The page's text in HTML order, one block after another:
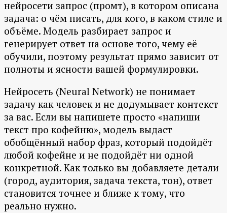
нейросети запрос (промт), в котором описана
задача: о чём писать, для кого, в каком стиле и
объёме. Модель разбирает запрос и
генерирует ответ на основе того, чему её
обучили, поэтому результат прямо зависит от
полноты и ясности вашей формулировки.
Нейросеть (Neural Network) не понимает
задачу как человек и не додумывает контекст
за вас. Если вы напишете просто «напиши
текст про кофейню», модель выдаст
обобщённый набор фраз, который подойдёт
любой кофейне и не подойдёт ни одной
конкретной. Как только вы добавляете детали
(город, аудитория, задача текста, тон), ответ
становится точнее и ближе к тому, что
реально нужно.